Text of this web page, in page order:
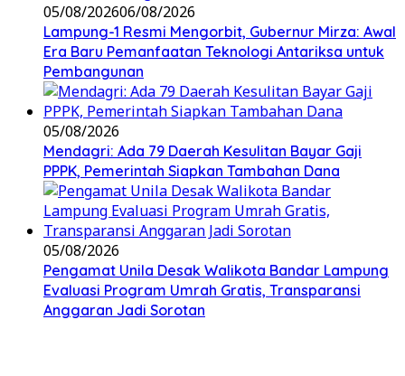
05/08/202606/08/2026
Lampung-1 Resmi Mengorbit, Gubernur Mirza: Awal
Era Baru Pemanfaatan Teknologi Antariksa untuk
Pembangunan
05/08/2026
Mendagri: Ada 79 Daerah Kesulitan Bayar Gaji
PPPK, Pemerintah Siapkan Tambahan Dana
05/08/2026
Pengamat Unila Desak Walikota Bandar Lampung
Evaluasi Program Umrah Gratis, Transparansi
Anggaran Jadi Sorotan